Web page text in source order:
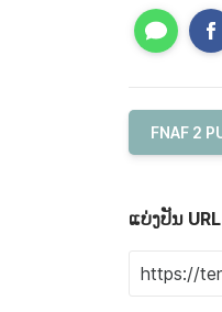
FNAF 2
ແບ່ງປັນ URL